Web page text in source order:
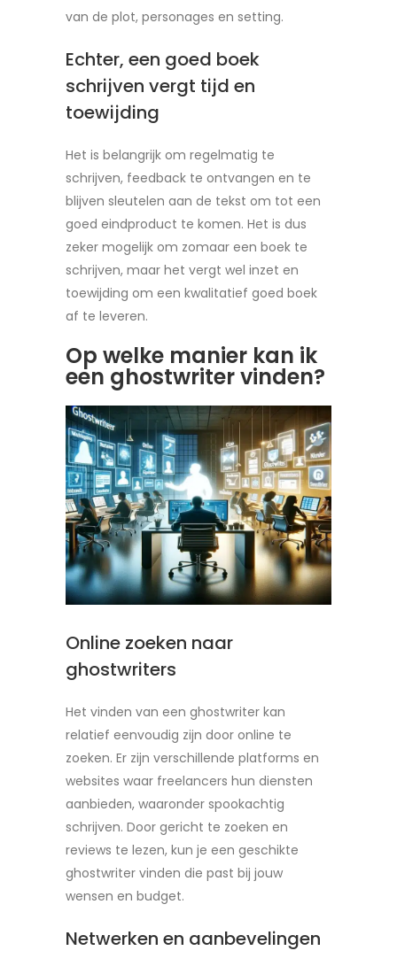
van de plot, personages en setting.
Echter, een goed boek
schrijven vergt tijd en
toewijding
Het is belangrijk om regelmatig te
schrijven, feedback te ontvangen en te
blijven sleutelen aan de tekst om tot een
goed eindproduct te komen. Het is dus
zeker mogelijk om zomaar een boek te
schrijven, maar het vergt wel inzet en
toewijding om een kwalitatief goed boek
af te leveren.
Op welke manier kan ik
een ghostwriter vinden?
Online zoeken naar
ghostwriters
Het vinden van een ghostwriter kan
relatief eenvoudig zijn door online te
zoeken. Er zijn verschillende platforms en
websites waar freelancers hun diensten
aanbieden, waaronder spookachtig
schrijven. Door gericht te zoeken en
reviews te lezen, kun je een geschikte
ghostwriter vinden die past bij jouw
wensen en budget.
Netwerken en aanbevelingen